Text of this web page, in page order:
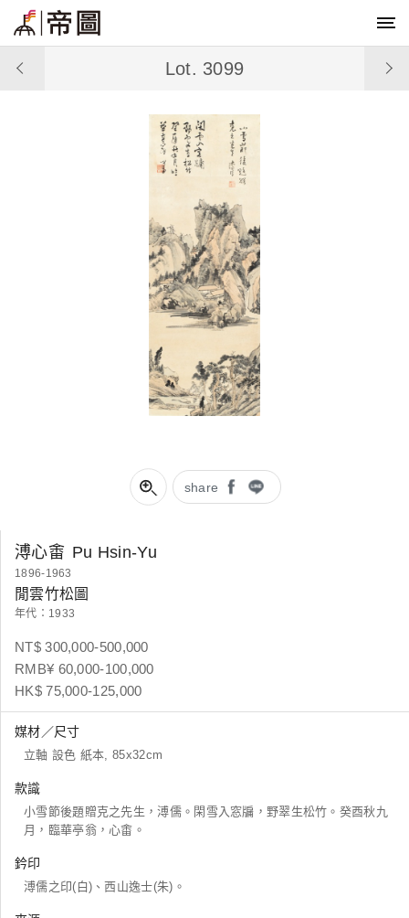
share
Lot. 3099
溥心畬 Pu Hsin-Yu
1896-1963
閒雲竹松圖
年代：1933
NT$ 300,000-500,000
RMB¥ 60,000-100,000
HK$ 75,000-125,000
媒材／尺寸
立軸 設色 紙本, 85x32cm
款識
小雪節後題贈克之先生，溥儒。閑雪入窓牖，野翠生松竹。癸酉秋九
月，臨華亭翁，心畬。
鈐印
溥儒之印(白)、西山逸士(朱)。